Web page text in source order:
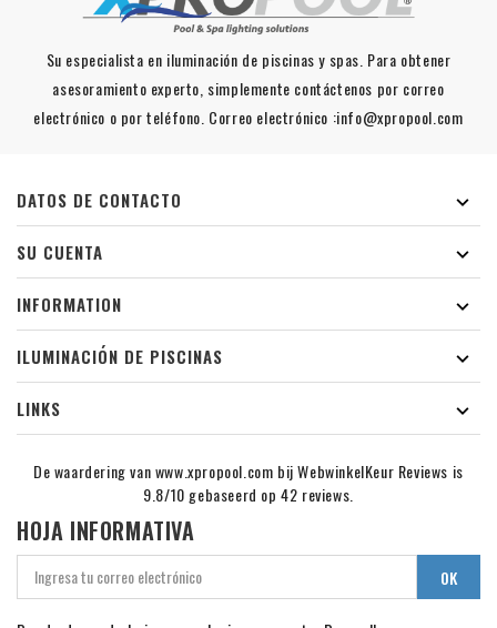
Su especialista en iluminación de piscinas y spas. Para obtener
asesoramiento experto, simplemente contáctenos por correo
electrónico o por teléfono. Correo electrónico :info@xpropool.com
DATOS DE CONTACTO

SU CUENTA

INFORMATION

ILUMINACIÓN DE PISCINAS

LINKS

De waardering van www.xpropool.com bijWebwinkelKeur Reviews is
9.8/10 gebaseerd op 42 reviews.
HOJA INFORMATIVA